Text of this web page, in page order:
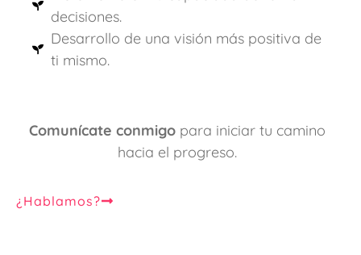
decisiones.
Desarrollo de una visión más positiva de
ti mismo.
Comunícate conmigo para iniciar tu camino
hacia el progreso.
¿Hablamos?